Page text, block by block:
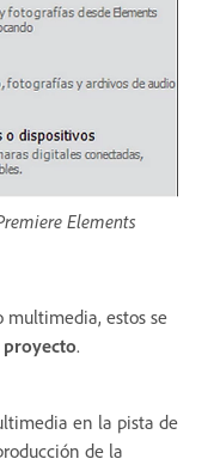
Elements
multimedia, estos se
.
en la pista de
de la